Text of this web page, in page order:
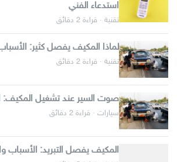
استدعاء الفني
تقنية · قراءة 2 دقائق
لماذا المكيف يفصل كثير:
تقنية · قراءة 2 دقائق
صوت السير عند تشغيل المكيف:
سيارات · قراءة 2 دقائق
المكيف يفصل التبريد: الأسباب